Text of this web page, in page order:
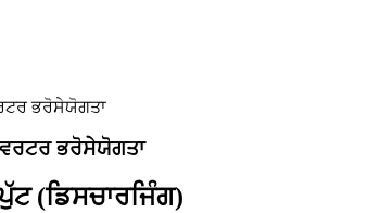
ਭਰੋਸੇਯੋਗਤਾ
(ਡਿਸਚਾਰਜਿੰਗ)